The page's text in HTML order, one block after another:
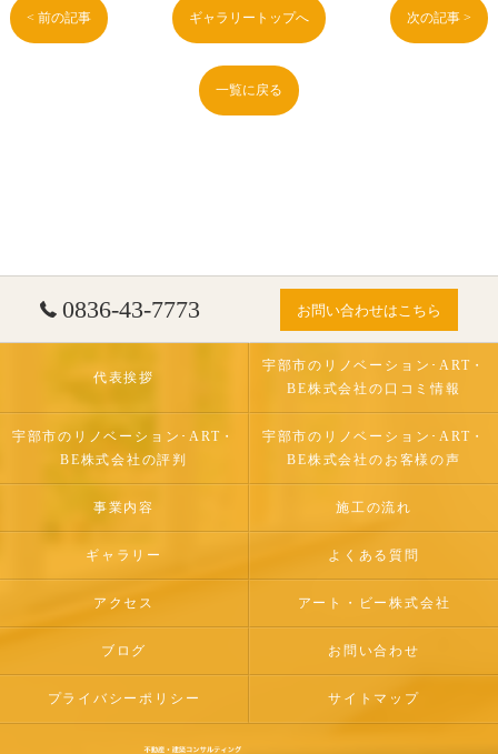
< 前の記事 ギャラリートップへ 次の記事 >
一覧に戻る
0836-43-7773 お問い合わせはこちら
代表挨拶
宇部市のリノベーション･ART・
BE株式会社の口コミ情報
宇部市のリノベーション･ART・
BE株式会社の評判
宇部市のリノベーション･ART・
BE株式会社のお客様の声
事業内容 施工の流れ
ギャラリー よくある質問
アクセス アート・ビー株式会社
ブログ お問い合わせ
プライバシーポリシー サイトマップ